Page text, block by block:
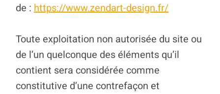
de : https://www.zendart-design.fr/
Toute exploitation non autorisée du site ou
de l’un quelconque des éléments qu’il
contient sera considérée comme
constitutive d’une contrefaçon et